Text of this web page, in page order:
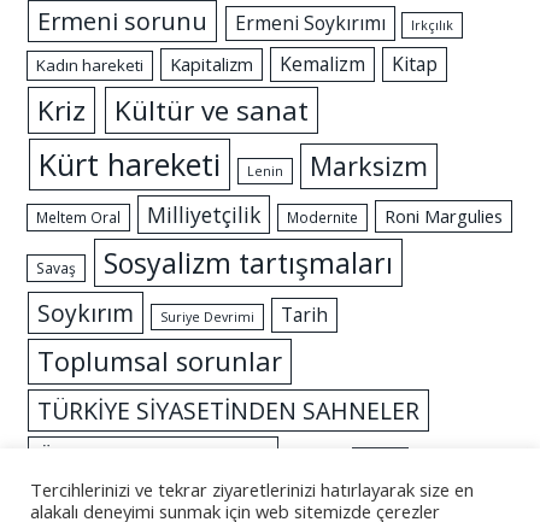
Ermeni sorunu Ermeni Soykırımı Irkçılık
Kadın hareketi Kapitalizm Kemalizm Kitap
Kriz Kültür ve sanat
Kürt hareketi Lenin Marksizm
Meltem Oral Milliyetçilik Modernite Roni Margulies
Savaş Sosyalizm tartışmaları
Soykırım Suriye Devrimi Tarih
Toplumsal sorunlar
TÜRKİYE SİYASETİNDEN SAHNELER
Özgürlük mücadelesi
Tercihlerinizi ve tekrar ziyaretlerinizi hatırlayarak size en
alakalı deneyimi sunmak için web sitemizde çerezler